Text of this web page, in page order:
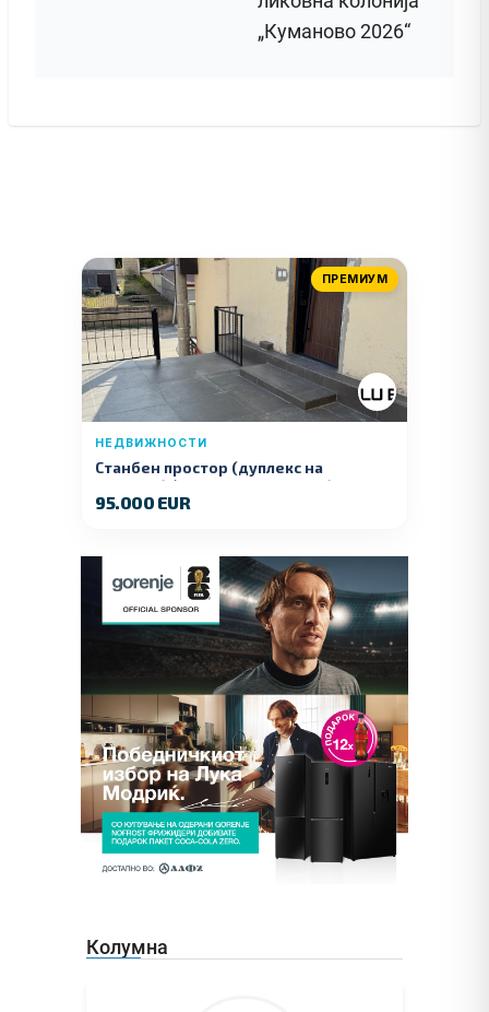
„Куманово 2026“
ПРЕМИУМ
НЕДВИЖНОСТИ
Станбен простор (дуплекс на
продажба) – Ул. Стојан Арсов бр. 1,
Куманово
95.000 EUR
Колумна